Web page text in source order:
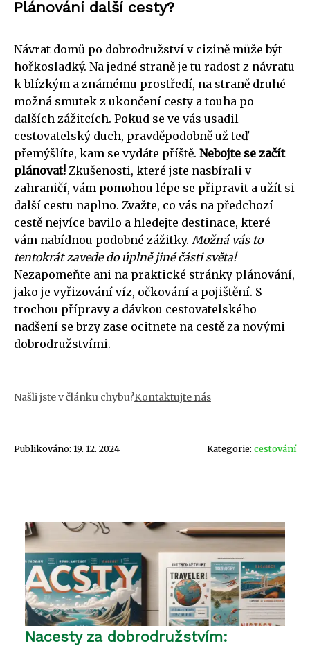
Plánování další cesty?
Návrat domů po dobrodružství v cizině může být
hořkosladký. Na jedné straně je tu radost z návratu
k blízkým a známému prostředí, na straně druhé
možná smutek z ukončení cesty a touha po
dalších zážitcích. Pokud se ve vás usadil
cestovatelský duch, pravděpodobně už teď
přemýšlíte, kam se vydáte příště. Nebojte se začít
plánovat! Zkušenosti, které jste nasbírali v
zahraničí, vám pomohou lépe se připravit a užít si
další cestu naplno. Zvažte, co vás na předchozí
cestě nejvíce bavilo a hledejte destinace, které
vám nabídnou podobné zážitky. Možná vás to
tentokrát zavede do úplně jiné části světa!
Nezapomeňte ani na praktické stránky plánování,
jako je vyřizování víz, očkování a pojištění. S
trochou přípravy a dávkou cestovatelského
nadšení se brzy zase ocitnete na cestě za novými
dobrodružstvími.
Našli jste v článku chybu?Kontaktujte nás
Publikováno: 19. 12. 2024 Kategorie: cestování
Nacesty za dobrodružstvím: